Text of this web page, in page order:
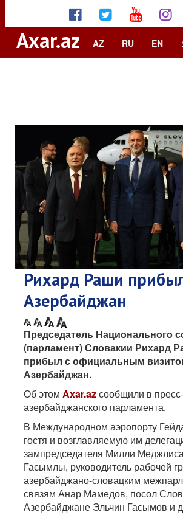
Axar.az AZ RU EN
Рихард Раши
Азербайджан
Председатель Национального
(парламент) Словакии Рихард
прибыл с официальным
Азербайджан.
Об этом Axar.azсообщили в
азербайджанского парламента.
В Международном аэропорту
гостя и возглавляемую им
зампредседателя Милли
Гасымлы, руководитель рабочей
азербайджано-словацким
связям Анар Мамедов, посол
Азербайджане Эльчин Гасымов и